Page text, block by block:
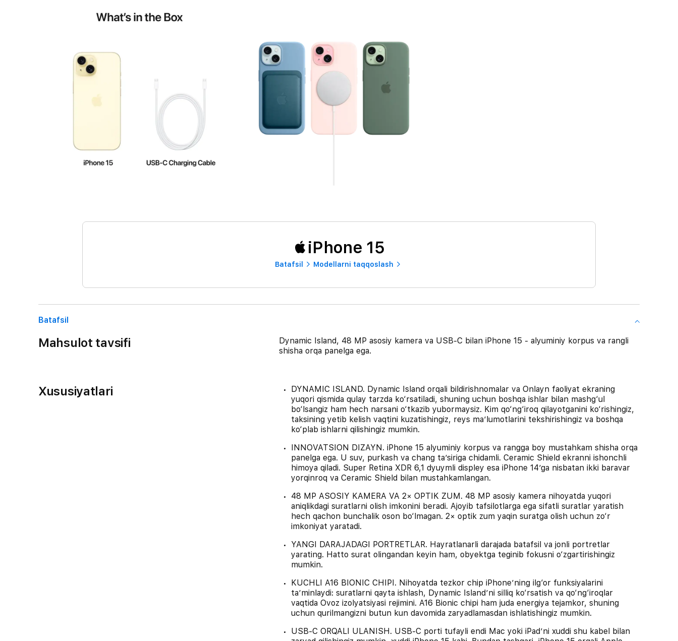
iPhone 15
Batafsil Modellarni taqqoslash
Batafsil
Mahsulot tavsifi
Dynamic Island, 48 MP asosiy kamera va USB-C bilan iPhone 15 - alyuminiy korpus va rangli
shisha orqa panelga ega.
Xususiyatlari
DYNAMIC ISLAND. Dynamic Island orqali bildirishnomalar va Onlayn faoliyat ekraning
yuqori qismida qulay tarzda ko‘rsatiladi, shuning uchun boshqa ishlar bilan mashg‘ul
bo‘lsangiz ham hech narsani o‘tkazib yubormaysiz. Kim qo‘ng‘iroq qilayotganini ko‘rishingiz,
taksining yetib kelish vaqtini kuzatishingiz, reys maʼlumotlarini tekshirishingiz va boshqa
ko‘plab ishlarni qilishingiz mumkin.
INNOVATSION DIZAYN. iPhone 15 alyuminiy korpus va rangga boy mustahkam shisha orqa
panelga ega. U suv, purkash va chang taʼsiriga chidamli. Ceramic Shield ekranni ishonchli
himoya qiladi. Super Retina XDR 6,1 dyuymli displey esa iPhone 14’ga nisbatan ikki baravar
yorqinroq va Ceramic Shield bilan mustahkamlangan.
48 MP ASOSIY KAMERA VA 2× OPTIK ZUM. 48 MP asosiy kamera nihoyatda yuqori
aniqlikdagi suratlarni olish imkonini beradi. Ajoyib tafsilotlarga ega sifatli suratlar yaratish
hech qachon bunchalik oson bo‘lmagan. 2× optik zum yaqin suratga olish uchun zo‘r
imkoniyat yaratadi.
YANGI DARAJADAGI PORTRETLAR. Hayratlanarli darajada batafsil va jonli portretlar
yarating. Hatto surat olingandan keyin ham, obyektga teginib fokusni o‘zgartirishingiz
mumkin.
KUCHLI A16 BIONIC CHIPI. Nihoyatda tezkor chip iPhone’ning ilg‘or funksiyalarini
taʼminlaydi: suratlarni qayta ishlash, Dynamic Island’ni silliq ko‘rsatish va qo‘ng‘iroqlar
vaqtida Ovoz izolyatsiyasi rejimini. A16 Bionic chipi ham juda energiya tejamkor, shuning
uchun qurilmangizni butun kun davomida zaryadlamasdan ishlatishingiz mumkin.
USB‑C ORQALI ULANISH. USB‑C porti tufayli endi Mac yoki iPad’ni xuddi shu kabel bilan